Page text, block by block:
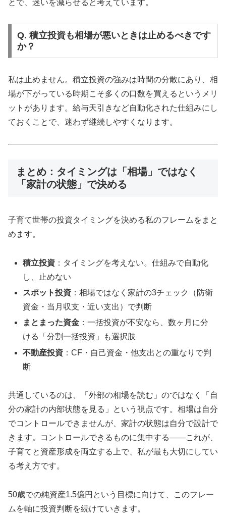
とで、迷いを減らせると考えています。
Q. 積立投資も相場が悪いときは止めるべきです
か？
私は止めません。積立投資の強みは時間の分散にあり、相
場が下がっている時期こそ多くの口数を買えるというメリ
ットがあります。給与天引きなど自動化された仕組みにし
ておくことで、迷わず継続しやすくなります。
まとめ：タイミングは「相場」ではなく
「家計の状態」で決める
子育て世帯の投資タイミングを決める私のフレームをまと
めます。
積立投資 ：タイミングを考えない。仕組みで自動化
し、止めない
スポット投資 ：相場ではなく家計の3チェック（防衛
資金・当月収支・近い支出）で判断
まとまった資金 ：一括投資が不安なら、数ヶ月に分
ける「分割一括投資」も選択肢
不動産投資 ：CF・自己資金・他支出との重なりで判
断
共通しているのは、「外部の相場を読む」のではなく「自
分の家計の内部状態を見る」という視点です。相場は自分
でコントロールできませんが、家計の状態は自分で設計で
きます。コントロールできるものに集中する——これが、
子育てと資産形成を両立する上で、私が最も大切にしてい
る考え方です。
50歳での純資産1.5億円という目標に向けて、このフレー
ムを軸に投資判断を続けていきます。